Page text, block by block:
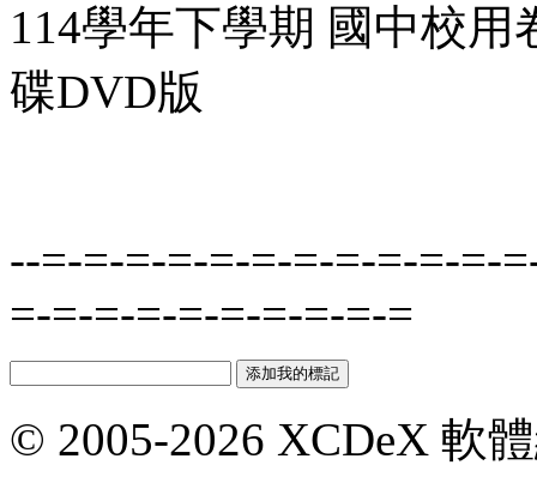
114學年下學期 國中校
碟DVD版
--=-=-=-=-=-=-=-=-=-=-=-
=-=-=-=-=-=-=-=-=-=
© 2005-2026 XCDeX 軟